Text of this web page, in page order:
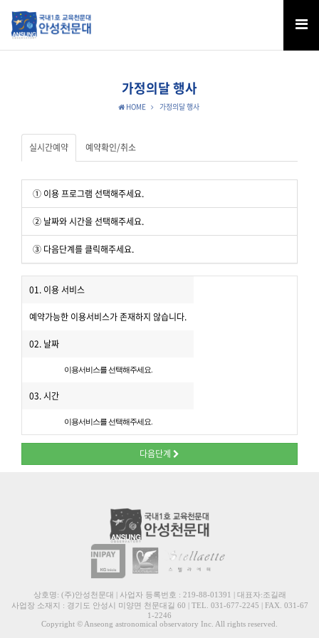
가정의달 행사
HOME 가정의달 행사
실시간예약 예약확인/취소
① 이용 프로그램 선택해주세요.
② 날짜와 시간을 선택해주세요.
③ 다음단계를 클릭해주세요.
01. 이용 서비스
예약가능한 이용서비스가 존재하지 않습니다.
02. 날짜
이용서비스를 선택해주세요.
03. 시간
이용서비스를 선택해주세요.
다음단계
상호명: (주)안성천문대 | 사업자 등록번호 : 219-88-01391 | 대표자:조길래
사업장 소재지 : 경기도 안성시 미양면 천문대길 60 | TEL. 031-677-2245 | FAX. 031-67
1-2246
Copyright © Anseong astronomical observatory Inc. All rights reserved.